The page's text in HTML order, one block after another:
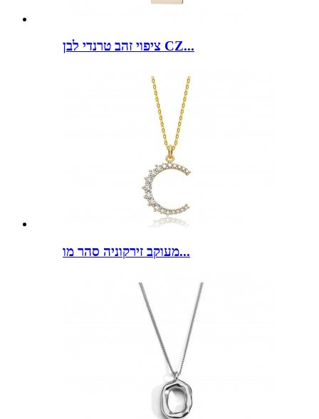
ציפוי זהב טרנדי לבן CZ...
מעוקב זירקוניה סהר מו...